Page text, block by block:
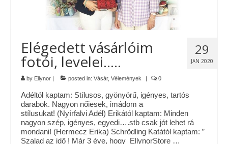
Tárcák
Szemüvegtokok
Zsebkendő tartók
Bankkártya tartók
Tolltartók
Mobiltelefon tartók
29
JAN 2020
Elégedett vásárlóim
fotói, levelei…..
by Ellynor posted in: Vásár, Vélemények 0
Adéltól kaptam: Stílusos, gyönyörű, igényes, tartós
darabok. Nagyon nőiesek, imádom a
stílusukat! (Nyírfalvi Adél) Erikától kaptam: Minden
nagyon szép, igényes, egyedi….stb csak jót lehet rá
mondani! (Hermecz Erika) Schrödling Katától kaptam: ”
Szalad az idő ! Már 3 éve, hogy EllynorStore …